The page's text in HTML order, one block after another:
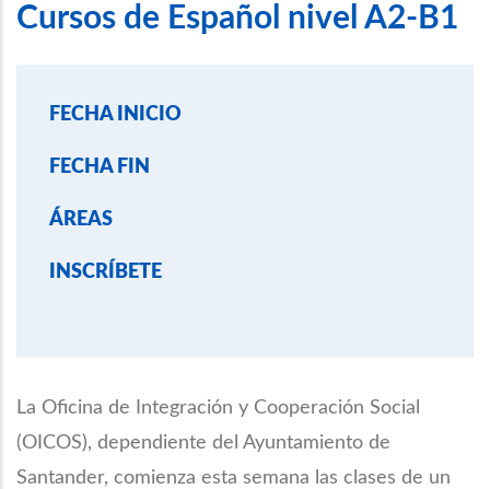
Cursos de Español nivel A2-B1
FECHA INICIO
FECHA FIN
ÁREAS
INSCRÍBETE
La Oficina de Integración y Cooperación Social
(OICOS), dependiente del Ayuntamiento de
Santander, comienza esta semana las clases de un